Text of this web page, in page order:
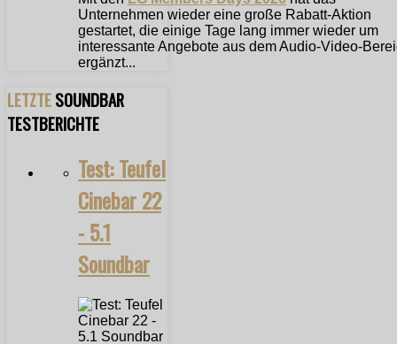
Unternehmen wieder eine große Rabatt-Aktion
gestartet, die einige Tage lang immer wieder um
interessante Angebote aus dem Audio-Video-
ergänzt...
LETZTESOUNDBAR
TESTBERICHTE
Test: Teufel
Cinebar 22
- 5.1
Soundbar